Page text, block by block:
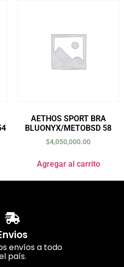
AETHOS SPORT BRA
BLUONYX/METOBSD 58
$4,050,000.00
Agregar al carrito
envíos a todo
país.